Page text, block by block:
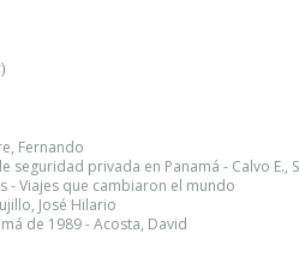
Fernando
seguridad privada en Panamá - Calvo E.,
- Viajes que cambiaron el mundo
José Hilario
de 1989 - Acosta, David